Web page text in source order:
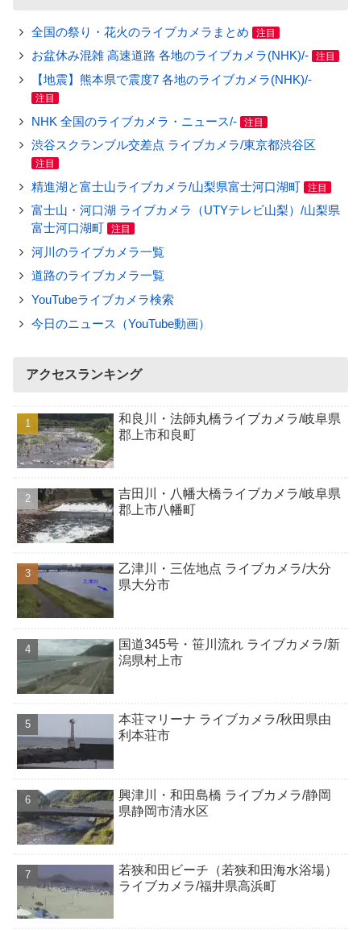
全国の祭り・花火のライブカメラまとめ 注目
お盆休み混雑 高速道路 各地のライブカメラ(NHK)/- 注目
【地震】熊本県で震度7 各地のライブカメラ(NHK)/-
注目
NHK 全国のライブカメラ・ニュース/- 注目
渋谷スクランブル交差点 ライブカメラ/東京都渋谷区
注目
精進湖と富士山ライブカメラ/山梨県富士河口湖町 注目
富士山・河口湖 ライブカメラ（UTYテレビ山梨）/山梨県
富士河口湖町
注目
河川のライブカメラ一覧
道路のライブカメラ一覧
YouTubeライブカメラ検索
今日のニュース（YouTube動画）
アクセスランキング
和良川・法師丸橋ライブカメラ/岐阜県
郡上市和良町
吉田川・八幡大橋ライブカメラ/岐阜県
郡上市八幡町
乙津川・三佐地点 ライブカメラ/大分
県大分市
国道345号・笹川流れ ライブカメラ/新
潟県村上市
本荘マリーナ ライブカメラ/秋田県由
利本荘市
興津川・和田島橋 ライブカメラ/静岡
県静岡市清水区
若狭和田ビーチ（若狭和田海水浴場）
ライブカメラ/福井県高浜町